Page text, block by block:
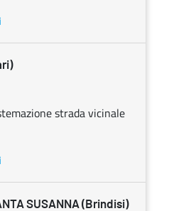
strada vicinale
SUSANNA (Brindisi)